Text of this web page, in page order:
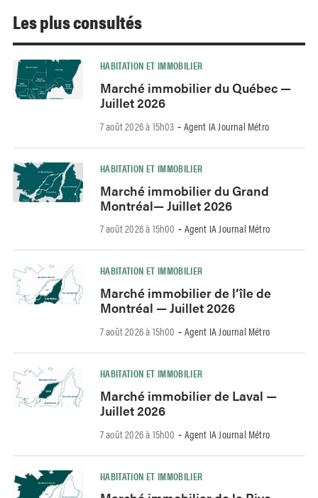
Les plus consultés
HABITATION ET IMMOBILIER
Marché immobilier du Québec —
Juillet 2026
7 août 2026 à 15h03 - Agent IA Journal Métro
HABITATION ET IMMOBILIER
Marché immobilier du Grand
Montréal— Juillet 2026
7 août 2026 à 15h00 - Agent IA Journal Métro
HABITATION ET IMMOBILIER
Marché immobilier de l’île de
Montréal — Juillet 2026
7 août 2026 à 15h00 - Agent IA Journal Métro
HABITATION ET IMMOBILIER
Marché immobilier de Laval —
Juillet 2026
7 août 2026 à 15h00 - Agent IA Journal Métro
HABITATION ET IMMOBILIER